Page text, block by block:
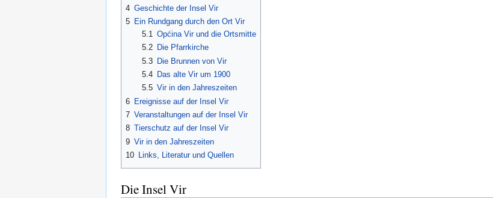
4 Geschichte der Insel Vir
5 Ein Rundgang durch den Ort Vir
5.1
Općina Vir und die Ortsmitte
5.2
Die Pfarrkirche
5.3 Die Brunnen von Vir
5.4
Das alte Vir um 1900
5.5 Vir in den Jahreszeiten
6 Ereignisse auf der Insel Vir
7 Veranstaltungen auf der Insel Vir
8 Tierschutz auf der Insel Vir
9 Vir in den Jahreszeiten
10
Links, Literatur und Quellen
Die Insel Vir